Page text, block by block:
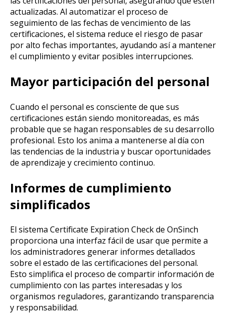
actualizadas. Al automatizar el proceso de
seguimiento de las fechas de vencimiento de las
certificaciones, el sistema reduce el riesgo de pasar
por alto fechas importantes, ayudando así a mantener
el cumplimiento y evitar posibles interrupciones.
Mayor participación del personal
Cuando el personal es consciente de que sus
certificaciones están siendo monitoreadas, es más
probable que se hagan responsables de su desarrollo
profesional. Esto los anima a mantenerse al día con
las tendencias de la industria y buscar oportunidades
de aprendizaje y crecimiento continuo.
Informes de cumplimiento
simplificados
El sistema Certificate Expiration Check de OnSinch
proporciona una interfaz fácil de usar que permite a
los administradores generar informes detallados
sobre el estado de las certificaciones del personal.
Esto simplifica el proceso de compartir información de
cumplimiento con las partes interesadas y los
organismos reguladores, garantizando transparencia
y responsabilidad.